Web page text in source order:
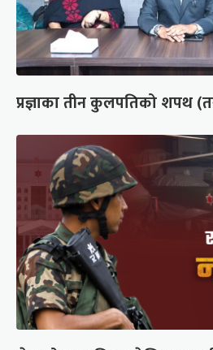
प्रज्ञाका तीन कुलपतिको शपथ